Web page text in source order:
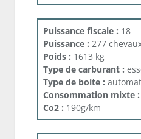
Puissance fiscale : 18
Puissance : 277
Poids : 1613 kg
Type de carburant :
Type de boite :
Consommation mixte :
Co2 : 190g/km